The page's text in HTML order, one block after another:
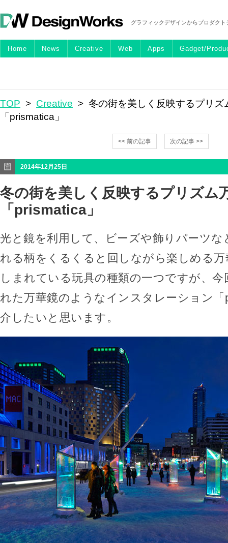
グラフィックデザインからプロダク
Home News Creative Web Apps Gadget/
TOP > Creative > 冬の街を美しく反映するプリズ
「prismatica」
<< 前の記事 次の記事 >>
2014年12月25日
冬の街を美しく反映するプリズム
「prismatica」
光と鏡を利用して、ビーズや飾りパーツ
れる柄をくるくると回しながら楽しめる
しまれている玩具の種類の一つですが、今
れた万華鏡のようなインスタレーション「
介したいと思います。